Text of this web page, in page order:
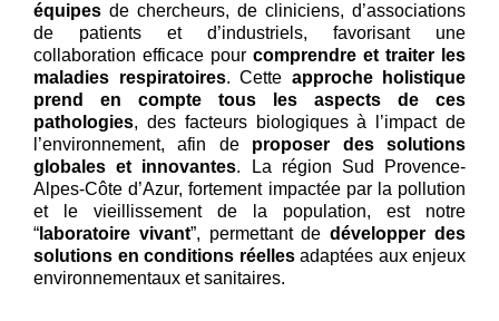
équipes de chercheurs, de cliniciens, d’associations
de patients et d’industriels, favorisant une
collaboration efficace pour comprendre et traiter les
maladies respiratoires. Cette approche holistique
prend en compte tous les aspects de ces
pathologies, des facteurs biologiques à l’impact de
l’environnement, afin de proposer des solutions
globales et innovantes. La région Sud Provence-
Alpes-Côte d’Azur, fortement impactée par la pollution
et le vieillissement de la population, est notre
“ laboratoire vivant”, permettant dedévelopper des
solutions en conditions réellesadaptées aux enjeux
environnementaux et sanitaires.